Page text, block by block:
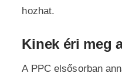
hozhat.
Kinek éri meg
A PPC elsősorban